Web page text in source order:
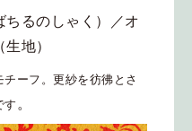
ちるのしゃく）／オ
地）
ーフ。 更紗を彷彿とさ
す 。